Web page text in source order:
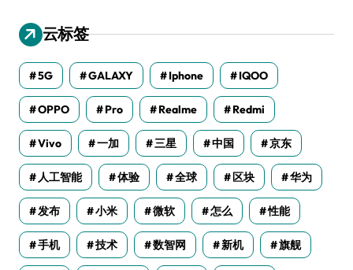
云标签
5G GALAXY Iphone IQOO
OPPO Pro Realme Redmi
Vivo 一加 三星 中国 京东
人工智能 体验 全球 区块 华为
发布 小米 微软 怎么 性能
手机 技术 数智网 新机 旗舰